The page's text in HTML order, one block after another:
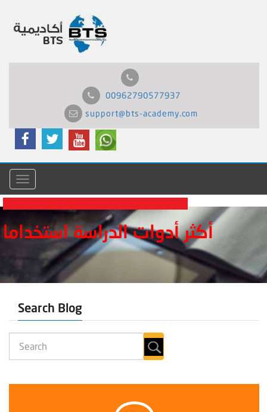
00962790577937
support@bts-academy.com
Menu
أكثر أدوات الدراسة استخداما
Search Blog